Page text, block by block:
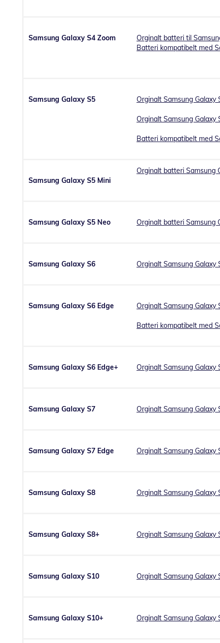
Samsung Galaxy S4 Zoom
Orginalt batteri til
Batteri kompatibelt med
Samsung Galaxy S5 Orginalt Samsung Galaxy
Orginalt Samsung Galaxy
Batteri kompatibelt med
Samsung Galaxy S5 Mini
Orginalt batteri Samsung
Samsung Galaxy S5 Neo Orginalt batteri Samsung
Samsung Galaxy S6 Orginalt Samsung Galaxy
Samsung Galaxy S6 Edge Orginalt Samsung Galaxy
Batteri kompatibelt med
Samsung Galaxy S6 Edge+ Orginalt Samsung Galaxy
Samsung Galaxy S7 Orginalt Samsung Galaxy
Samsung Galaxy S7 Edge Orginalt Samsung Galaxy
Samsung Galaxy S8 Orginalt Samsung Galaxy
Samsung Galaxy S8+ Orginalt Samsung Galaxy
Samsung Galaxy S10 Orginalt Samsung Galaxy
Samsung Galaxy S10+ Orginalt Samsung Galaxy